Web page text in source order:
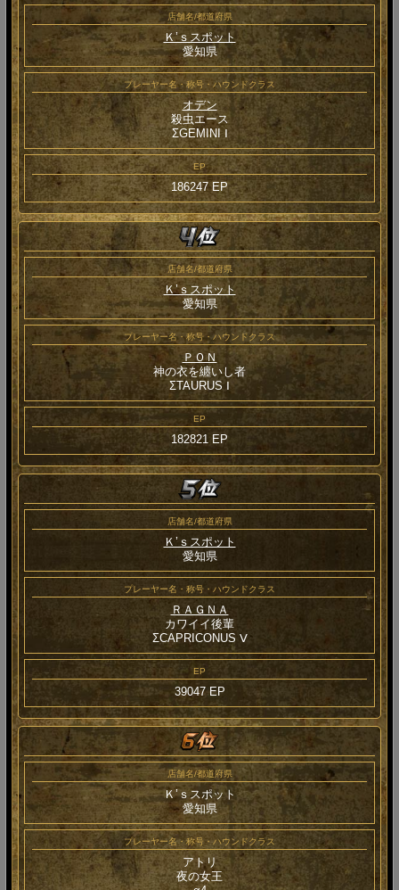
店舗名/都道府県
Ｋ’ｓスポット
愛知県
プレーヤー名・称号・ハウンドクラス
オデン
殺虫エース
ΣGEMINI Ⅰ
EP
186247 EP
店舗名/都道府県
Ｋ’ｓスポット
愛知県
プレーヤー名・称号・ハウンドクラス
ＰＯＮ
神の衣を纏いし者
ΣTAURUS Ⅰ
EP
182821 EP
店舗名/都道府県
Ｋ’ｓスポット
愛知県
プレーヤー名・称号・ハウンドクラス
ＲＡＧＮＡ
カワイイ後輩
ΣCAPRICONUS Ⅴ
EP
39047 EP
店舗名/都道府県
Ｋ’ｓスポット
愛知県
プレーヤー名・称号・ハウンドクラス
アトリ
夜の女王